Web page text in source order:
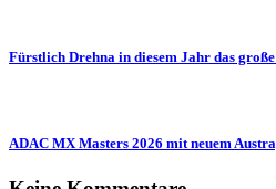
Fürstlich Drehna in diesem Jahr das
ADAC MX Masters 2026 mit neuem